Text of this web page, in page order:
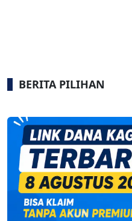
BERITA PILIHAN